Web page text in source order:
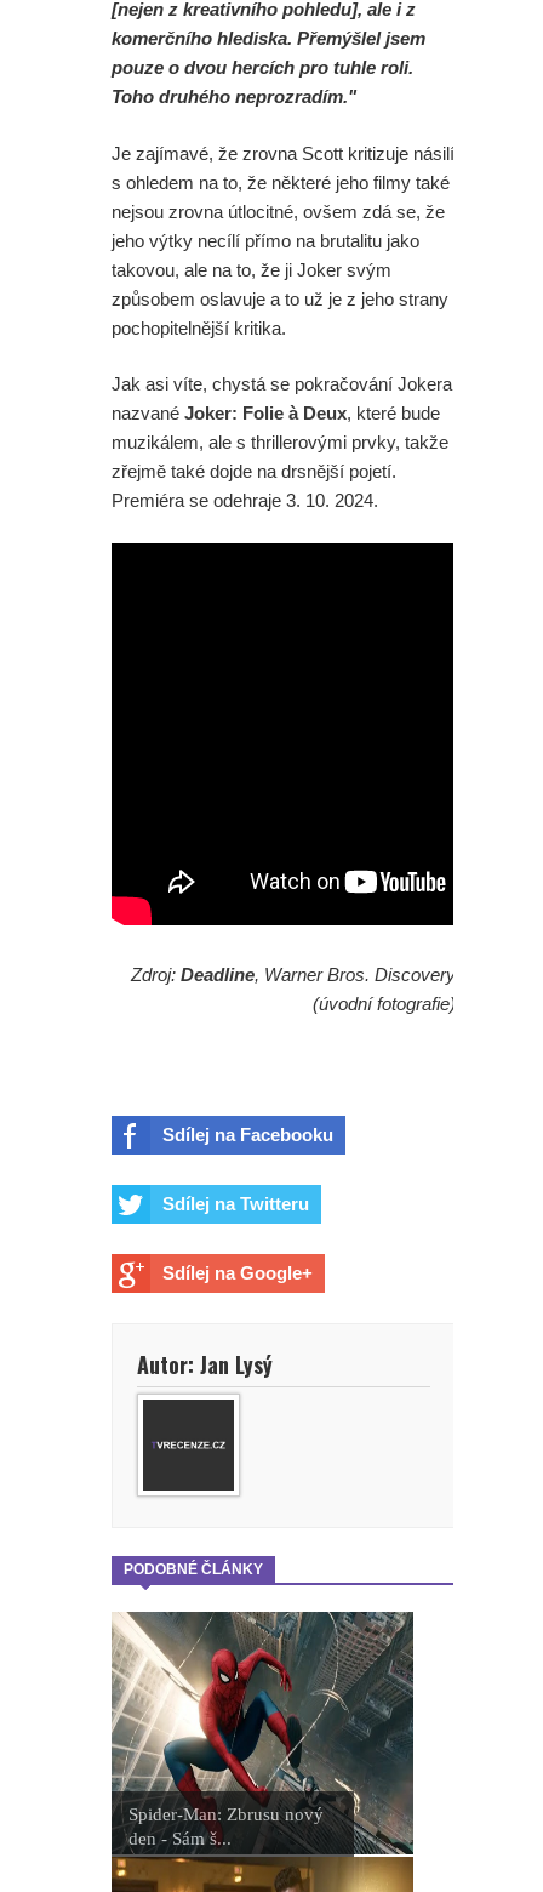
[nejen z kreativního pohledu], ale i z
komerčního hlediska. Přemýšlel jsem
pouze o dvou hercích pro tuhle roli.
Toho druhého neprozradím."
Je zajímavé, že zrovna Scott kritizuje násilí
s ohledem na to, že některé jeho filmy také
nejsou zrovna útlocitné, ovšem zdá se, že
jeho výtky necílí přímo na brutalitu jako
takovou, ale na to, že ji Joker svým
způsobem oslavuje a to už je z jeho strany
pochopitelnější kritika.
Jak asi víte, chystá se pokračování Jokera
nazvané Joker: Folie à Deux, které bude
muzikálem, ale s thrillerovými prvky, takže
zřejmě také dojde na drsnější pojetí.
Premiéra se odehraje 3. 10. 2024.
Zdroj: Deadline, Warner Bros. Discovery
(úvodní fotografie)
Sdílej na Facebooku
Sdílej na Twitteru
Sdílej na Google+
Autor: Jan Lysý
PODOBNÉ ČLÁNKY
Spider-Man: Zbrusu nový
den - Sám š...